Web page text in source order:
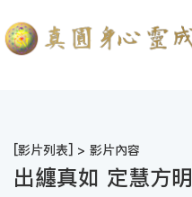
[影片列表] > 影片內容
出纏真如 定慧方明